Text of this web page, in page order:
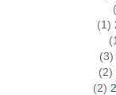
(1)
(3)
(2)
(2)